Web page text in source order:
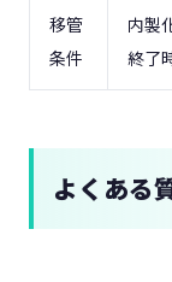
移管
条件
内製
終了
よくある